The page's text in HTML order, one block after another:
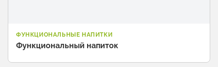
ФУНКЦИОНАЛЬНЫЕ НАПИТКИ
Функциональный напиток